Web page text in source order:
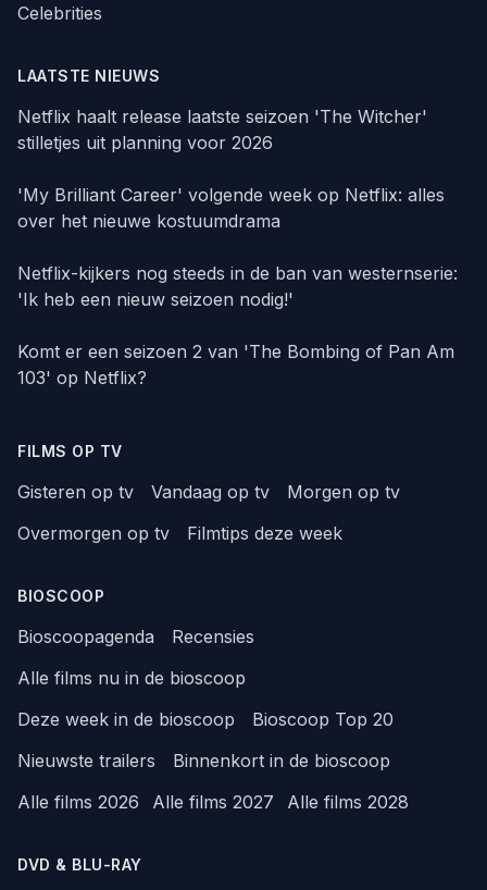
Celebrities
LAATSTE NIEUWS
Netflix haalt release laatste seizoen 'The Witcher'
stilletjes uit planning voor 2026
'My Brilliant Career' volgende week op Netflix: alles
over het nieuwe kostuumdrama
Netflix-kijkers nog steeds in de ban van westernserie:
'Ik heb een nieuw seizoen nodig!'
Komt er een seizoen 2 van 'The Bombing of Pan Am
103' op Netflix?
FILMS OP TV
Gisteren op tv Vandaag op tv
Morgen op tv
Overmorgen op tv
Filmtips deze week
BIOSCOOP
Bioscoopagenda
Recensies
Alle films nu in de bioscoop
Deze week in de bioscoop
Bioscoop Top 20
Nieuwste trailers
Binnenkort in de bioscoop
Alle films 2026
Alle films 2027 Alle films 2028
DVD & BLU-RAY